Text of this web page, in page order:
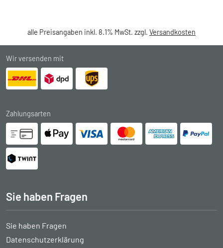
alle Preisangaben inkl. 8.1% MwSt. zzgl. Versandkosten
Wir versenden mit
Zahlungsarten
Sie haben Fragen
Sie haben Fragen
Datenschutzerklärung